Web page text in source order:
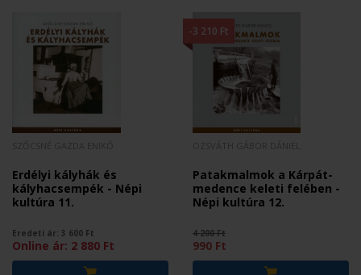
Erdélyi kályhák és
kályhacsempék - Népi
kultúra 11.
Eredeti ár: 3 600 Ft
Online ár: 2 880 Ft
-3 210 Ft
Patakmalmok a Kárpát-
medence keleti felében -
Népi kultúra 12.
4 200 Ft
990 Ft